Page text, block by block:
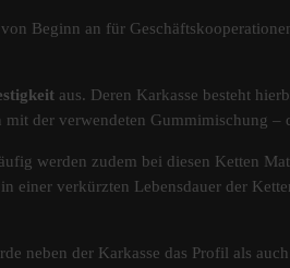
Beginn an für
aus. Deren Karkasse besteht
der verwendeten Gummimischung –
werden zudem bei diesen Ketten
einer verkürzten Lebensdauer der
neben der Karkasse das Profil als